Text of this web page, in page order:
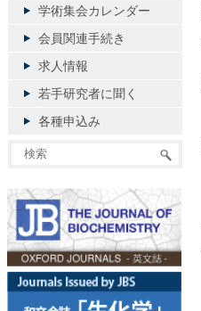
学術集会カレンダー
会員関連手続き
求人情報
若手研究者に聞く
各種申込み